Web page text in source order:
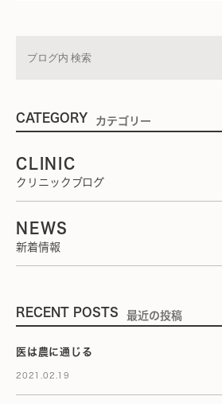
CATEGORY カテゴリー
CLINIC
クリニックブログ
NEWS
新着情報
RECENT POSTS 最近の投稿
医は農に通じる
2021.02.19